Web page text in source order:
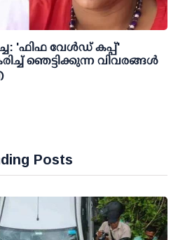
'ഫിഫ വേള്‍ഡ് കപ്പ്'
ഞെട്ടിക്കുന്ന വിവരങ്ങള്‍
Posts